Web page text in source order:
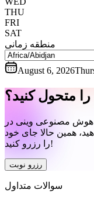
THU
FRI
SAT
منطقه زمانی
August 6, 2026
را متحول کنید؟
هوش مصنوعی وینی در
همین حالا جای خود
را رزرو کنید!
رزرو نوبت
سوالات متداول